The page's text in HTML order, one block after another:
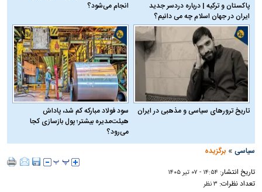
پاکستان و ترکیه | درباره دردسر جدید
ایران در جهان اسلام چه می دانیم؟
انجام می‌شود؟
تاریخ ترورهای سیاسی و مذهبی در ایران
سود فولاد مبارکه کم شد، پاداش
هیئت‌مدیره بیشتر؛ پول بازسازی کجا
می‌رود؟
سیاسی »برگزیده
تاریخ انتشار: ۱۴:۵۴ - ۰۷ تير ۱۴۰۵
تعداد نظرات: ۳ نظر